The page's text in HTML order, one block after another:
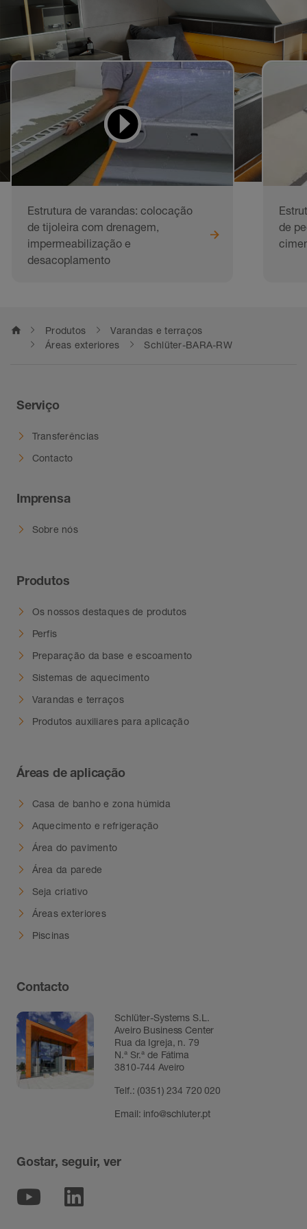
Vídeos para
aprender e imitar
Estrutura de varandas: colocação
de tijoleira com drenagem,
impermeabilização e
desacoplamento
de
home Produtos
Varandas e terraços
Áreas exteriores
Schlüter-BARA-RW
Serviço
Transferências
Contacto
Imprensa
Sobre nós
Produtos
Os nossos destaques de produtos
Perfis
Preparação da base e escoamento
Sistemas de aquecimento
Varandas e terraços
Produtos auxiliares para aplicação
Áreas de aplicação
Casa de banho e zona húmida
Aquecimento e refrigeração
Área do pavimento
Área da parede
Seja criativo
Áreas exteriores
Piscinas
Contacto
Schlüter-Systems S.L.
Aveiro Business Center
Rua da Igreja, n. 79
N.ª Sr.ª de Fátima
3810-744 Aveiro
Telf.:(0351) 234 720 020
Email: info@schluter.pt
Gostar, seguir, ver
YoutubeLinkedin